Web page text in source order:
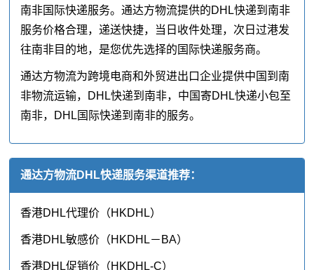
南非国际快递服务。通达方物流提供的DHL快递到南非
服务价格合理，递送快捷，当日收件处理，次日过港发
往南非目的地，是您优先选择的国际快递服务商。
通达方物流为跨境电商和外贸进出口企业提供中国到南
非物流运输，DHL快递到南非，中国寄DHL快递小包至
南非，DHL国际快递到南非的服务。
通达方物流DHL快递服务渠道推荐：
香港DHL代理价（HKDHL）
香港DHL敏感价（HKDHL－BA）
香港DHL促销价（HKDHL-C）